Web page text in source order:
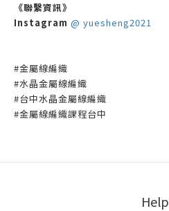
《聯繫資訊》
Instagram @ yuesheng2021
#金屬線編織
#水晶金屬線編織
#台中水晶金屬線編織
#金屬線編織課程台中
Help